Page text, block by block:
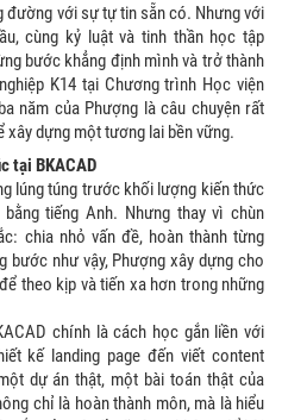
đường với sự tự tin sẵn có. Nhưng với
cùng kỷ luật và tinh thần học tập
bước khẳng định mình và trở thành
K14 tại Chương trình Học viện
năm của Phượng là câu chuyện rất
dựng một tương lai bền vững.
tại BKACAD
lúng túng trước khối lượng kiến thức
tiếng Anh. Nhưng thay vì chùn
chia nhỏ vấn đề, hoàn thành từng
bước như vậy, Phượng xây dựng cho
theo kịp và tiến xa hơn trong những
chính là cách học gắn liền với
kế landing page đến viết content
dự án thật, một bài toán thật của
chỉ là hoàn thành môn, mà là hiểu